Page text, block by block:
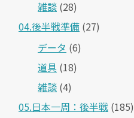
雑談 (28)
04.後半戦準備 (27)
データ (6)
道具 (18)
雑談 (4)
05.日本一周：後半戦 (185)